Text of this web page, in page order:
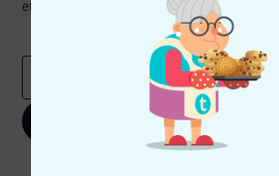
etwas Glück einen von
50 Gutscheinen
Inspirierende Beiträge
Deals
Jetzt anmelden